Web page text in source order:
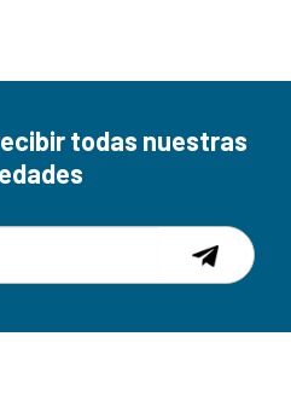
todas nuestras